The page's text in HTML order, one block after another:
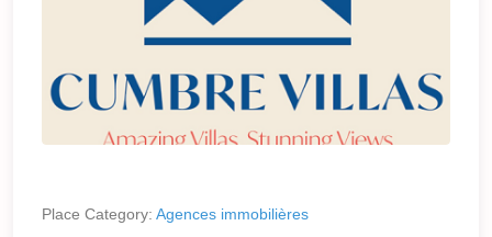
Place Category: Agences immobilières